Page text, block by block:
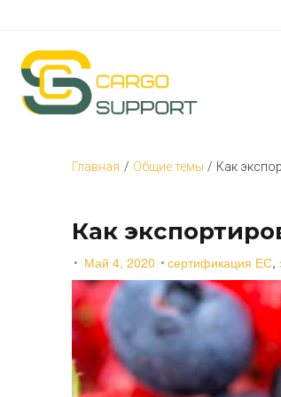
Главная / Общие темы / Как
Как
Май 4, 2020 сертификация ЕС,